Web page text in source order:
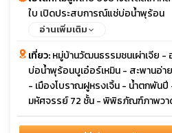
ใบ เปิดประสบการณ์แช่บ่อน้ำพุร้อน
อ่านเพิ่มเติม
เที่ยว:หมู่บ้านวัฒนธรรมชนเผ่าเจีย -
บ่อน้ำพุร้อนบูเอ๋อร์เหมิน - สะพานอ่า
- เมืองโบราณฝูหรงเจิ้น - น้ำตกพัน
มหัศจรรย์ 72 ชั้น - พิพิธภัณฑ์ภาพวา